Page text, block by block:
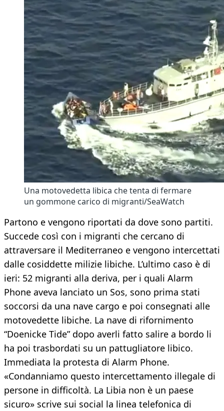
Una motovedetta libica che tenta di fermare
un gommone carico di migranti/SeaWatch
Partono e vengono riportati da dove sono partiti.
Succede così con i migranti che cercano di
attraversare il Mediterraneo e vengono intercettati
dalle cosiddette milizie libiche. L’ultimo caso è di
ieri: 52 migranti alla deriva, per i quali Alarm
Phone aveva lanciato un Sos, sono prima stati
soccorsi da una nave cargo e poi consegnati alle
motovedette libiche. La nave di rifornimento
“Doenicke Tide” dopo averli fatto salire a bordo li
ha poi trasbordati su un pattugliatore libico.
Immediata la protesta di Alarm Phone.
«Condanniamo questo intercettamento illegale di
persone in difficoltà. La Libia non è un paese
sicuro» scrive sui social la linea telefonica di